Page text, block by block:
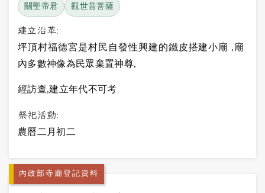
關聖帝君 觀世音菩薩
建立沿革:
坪頂村福德宮是村民自發性興建的鐵皮搭建小廟 ,廟
內多數神像為民眾棄置神尊,
經訪查,建立年代不可考
祭祀活動:
農曆二月初二
內政部寺廟登記資料